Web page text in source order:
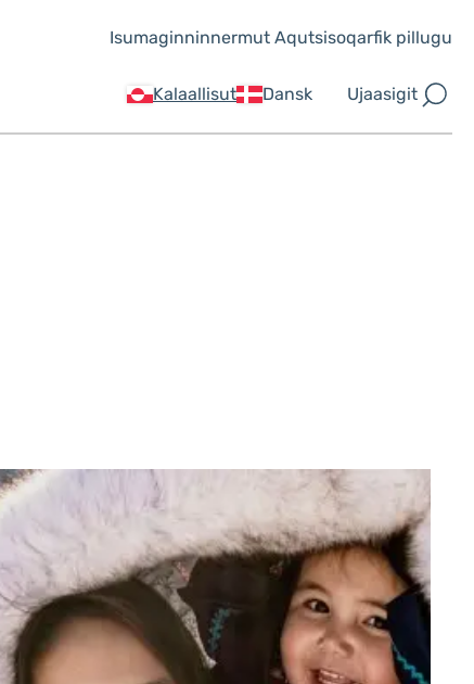
Kalaallisut Dansk Ujaasigit
Isumaginninnermut Aqutsisoqarfik pillugu